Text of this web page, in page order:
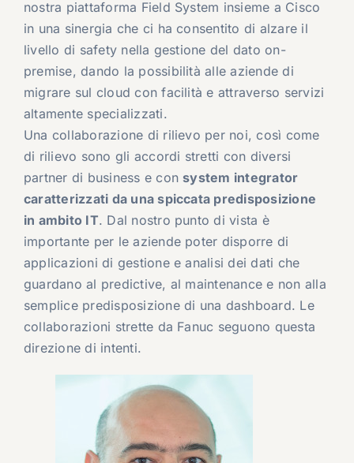
nostra piattaforma Field System insieme a Cisco
in una sinergia che ci ha consentito di alzare il
livello di safety nella gestione del dato on-
premise, dando la possibilità alle aziende di
migrare sul cloud con facilità e attraverso servizi
altamente specializzati.
Una collaborazione di rilievo per noi, così come
di rilievo sono gli accordi stretti con diversi
partner di business e con system integrator
caratterizzati da una spiccata predisposizione
in ambito IT. Dal nostro punto di vista è
importante per le aziende poter disporre di
applicazioni di gestione e analisi dei dati che
guardano al predictive, al maintenance e non alla
semplice predisposizione di una dashboard. Le
collaborazioni strette da Fanuc seguono questa
direzione di intenti.